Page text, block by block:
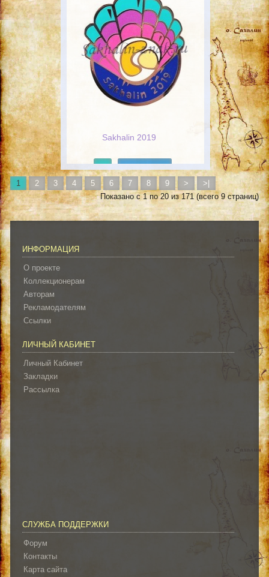
Sakhalin 2019
1
2 3 4 5 6 7 8 9 >
>|
Показано с 1 по 20 из 171 (всего 9 страниц)
ИНФОРМАЦИЯ
О проекте
Коллекционерам
Авторам
Рекламодателям
Ссылки
ЛИЧНЫЙ КАБИНЕТ
Личный Кабинет
Закладки
Рассылка
СЛУЖБА ПОДДЕРЖКИ
Форум
Контакты
Карта сайта